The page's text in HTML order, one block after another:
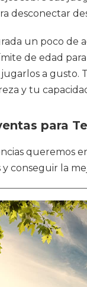
desconectar
un poco de
de edad
a gusto.
y tu
para
queremos
conseguir la